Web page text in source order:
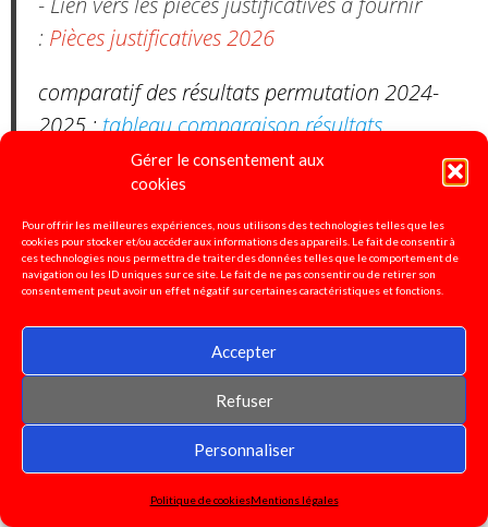
Gérer le consentement aux
cookies
Pour offrir les meilleures expériences, nous utilisons des technologies telles que les
cookies pour stocker et/ou accéder aux informations des appareils. Le fait de consentir à
ces technologies nous permettra de traiter des données telles que le comportement de
navigation ou les ID uniques sur ce site. Le fait de ne pas consentir ou de retirer son
consentement peut avoir un effet négatif sur certaines caractéristiques et fonctions.
Accepter
Refuser
Personnaliser
Politique de cookiesMentions légales
: Pièces justificatives 2026
comparatif des résultats permutation 2024-
2025 :tableau comparaison résultats
mouvement inter 2024.2025
22 octobre 2024 :LDG mobilité
-Lien vers les lignes directrices de gestion PPCR
décembre 2024 :LDG PPCR
Pétition pour la défense de
l'enseignement spécialisé!